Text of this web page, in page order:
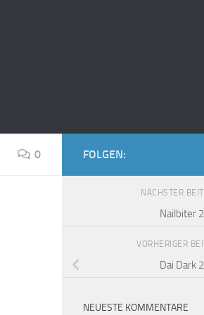
0 FOLGEN:
NÄCHSTER
Nailbiter 2
VORHERIGER
Dai Dark 2
NEUESTE KOMMENTARE